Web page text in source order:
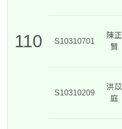
110 S10310701
陳正
賢
S10310209
洪苡
庭